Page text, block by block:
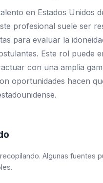
en Estados
profesional suele ser
para evaluar la
Este rol puede
con una amplia
oportunidades hacen
Algunas fuentes